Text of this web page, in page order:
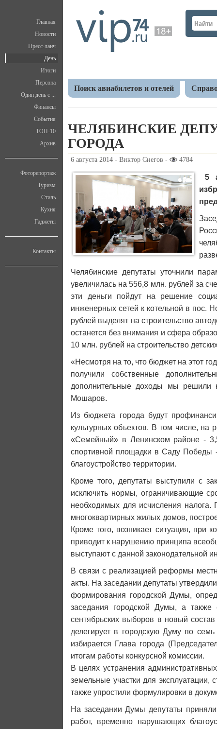
Главная
Новости
Пресс-ланч
День
Итоги
Персона
Один день с ...
Финансы
События
ТОП-10
Архив
Фоторепортаж
Туризм
Стиль
Кухня
Гаджеты
Контакты
Поиск авиабилетов и отелей
ЧЕЛЯБИНСКИЕ
ГОРОДА
6 августа 2014 - Виктор Снегов - 4784
5
Челябинские депутаты уточнили
увеличилась на 556,8 млн. рублей за
эти деньги пойдут на решение
инженерных сетей к котельной в пос.
рублей выделят на строительство
останется без внимания и сфера
10 млн. рублей на строительство
«Несмотря на то, что бюджет на этот
получили собственные
дополнительные доходы мы решили
Мошаров.
Из бюджета города будут
культурных объектов. В том числе, на
«Семейный» в Ленинском районе -
спортивной площадки в Саду Победы
благоустройство территории.
Кроме того, депутаты выступили с
исключить нормы, ограничивающие
необходимых для исчисления
многоквартирных жилых домов,
Кроме того, возникает ситуация, при
приводит к нарушению принципа
выступают с данной законодательной
В связи с реализацией реформы
акты. На заседании депутаты
формирования городской Думы,
заседания городской Думы, а
сентябрьских выборов в новый
делегирует в городскую Думу по
избирается Глава города
итогам работы конкурсной комиссии.
В целях устранения
земельные участки для эксплуатации,
также упростили формулировки в
На заседании Думы депутаты
работ, временно нарушающих